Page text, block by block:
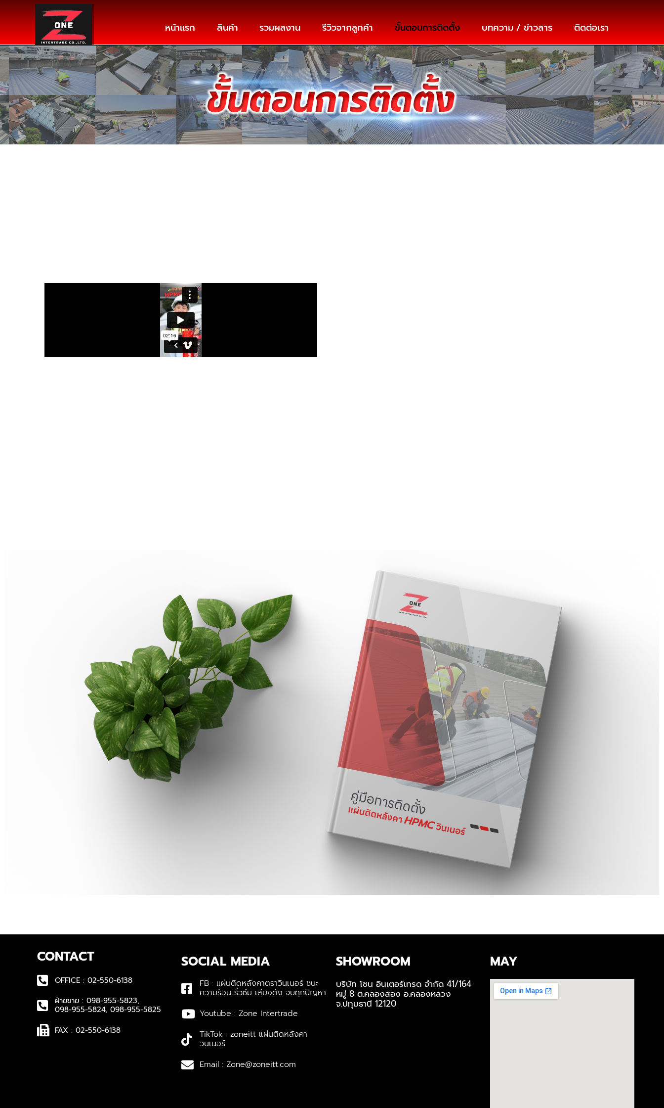
หน้าแรก สินค้า รวมผลงาน รีวิวจากลูกค้า ขั้นตอนการติดตั้ง บทความ / ข่าวสาร ติดต่อเรา
CONTACT
OFFICE : 02-550-6138
ฝ่ายขาย : 098-955-5823,
098-955-5824, 098-955-5825
FAX : 02-550-6138
SOCIAL MEDIA
FB : แผ่นติดหลังคาตราวินเนอร์ ชนะ
ความร้อน รั่วซึม เสียงดัง จบทุกปัญหา
Youtube : Zone Intertrade
TikTok : zoneitt แผ่นติดหลังคา
วินเนอร์
Email : Zone@zoneitt.com
SHOWROOM
บริษัท โซน อินเตอร์เทรด จำกัด 41/164
หมู่ 8 ต.คลองสอง อ.คลองหลวง
จ.ปทุมธานี 12120
MAY